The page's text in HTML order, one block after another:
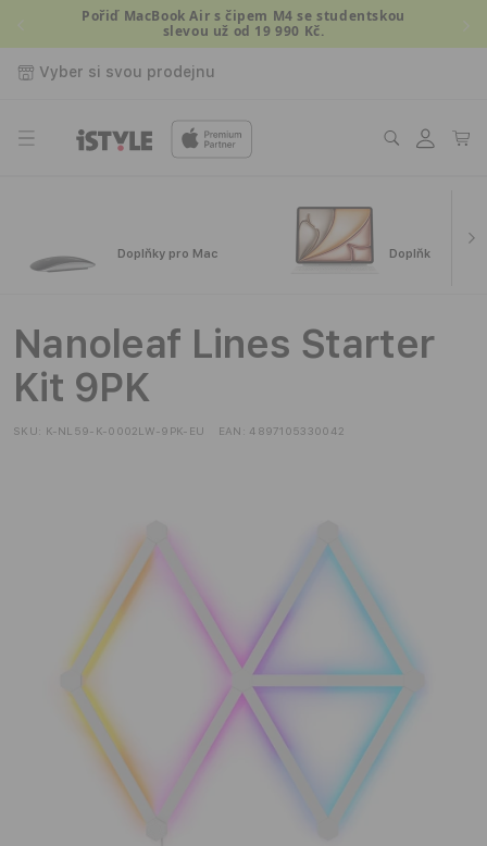
Přejít kPořiď MacBook Air s čipem M4 se studentskou
slevou už od 19 990 Kč.
Vyber si svou prodejnu
Přihlásit
se
Košík
Doplňky pro Mac Doplňky pro
Nanoleaf Lines Starter
Kit 9PK
SKU: K-NL59-K-0002LW-9PK-EU EAN: 4897105330042